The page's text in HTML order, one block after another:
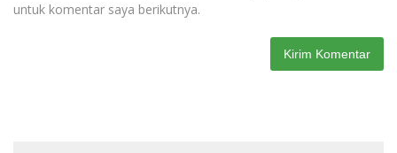
untuk komentar saya berikutnya.